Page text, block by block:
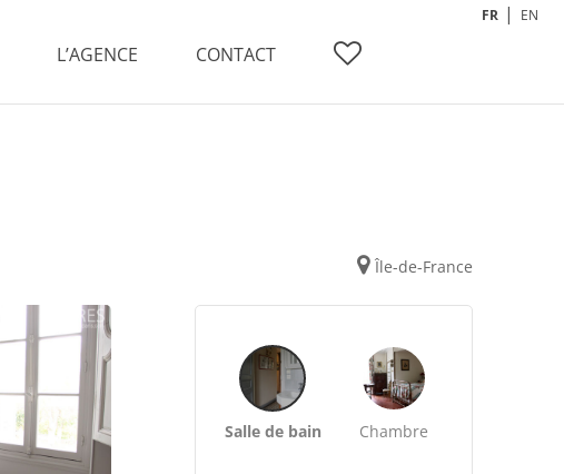
L’AGENCE CONTACT
FR EN
Île-de-France
Salle de bain Chambre